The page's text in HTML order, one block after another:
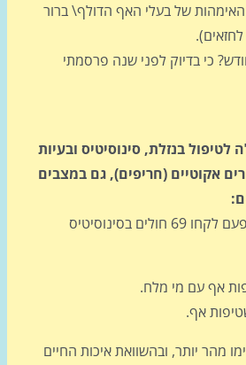
של בעלי האף הדולף\ ברור
לפני שנה פרסמתי
סינוסיטיס ובעיות
(חריפים), גם במצבים
במחקר שאני מביא הפעם לקחו 69 חולים בסינוסיטיס
ובהשוואת איכות החיים